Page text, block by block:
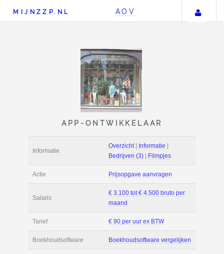
MIJNZZP.NL AOV
APP-
Actie Prijsopgave